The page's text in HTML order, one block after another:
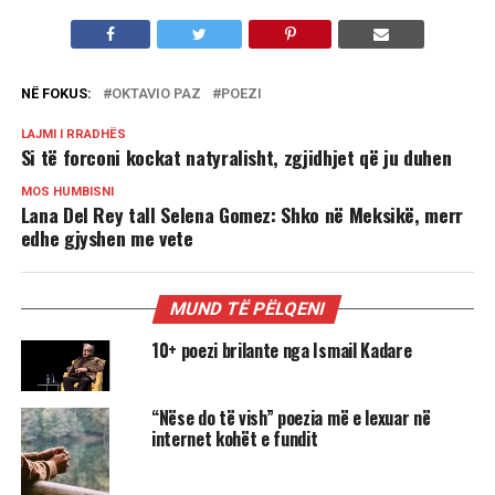
NË FOKUS: OKTAVIO PAZ POEZI
LAJMI I RRADHËS
Si të forconi kockat natyralisht, zgjidhjet që ju duhen
MOS HUMBISNI
Lana Del Rey tall Selena Gomez: Shko në Meksikë, merr
edhe gjyshen me vete
MUND TË PËLQENI
10+ poezi brilante nga Ismail Kadare
“Nëse do të vish” poezia më e lexuar në
internet kohët e fundit